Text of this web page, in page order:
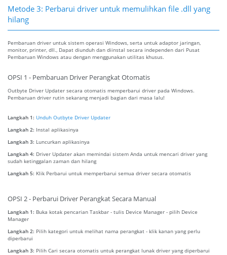
Metode 3: Perbarui driver untuk memulihkan file .dll yang
hilang
Pembaruan driver untuk sistem operasi Windows, serta untuk adaptor jaringan,
monitor, printer, dll., Dapat diunduh dan diinstal secara independen dari Pusat
Pembaruan Windows atau dengan menggunakan utilitas khusus.
OPSI 1 - Pembaruan Driver Perangkat Otomatis
Outbyte Driver Updater secara otomatis memperbarui driver pada Windows.
Pembaruan driver rutin sekarang menjadi bagian dari masa lalu!
Langkah 1: Unduh Outbyte Driver Updater
Langkah 2: Instal aplikasinya
Langkah 3: Luncurkan aplikasinya
Langkah 4: Driver Updater akan memindai sistem Anda untuk mencari driver yang
sudah ketinggalan zaman dan hilang
Langkah 5: Klik Perbarui untuk memperbarui semua driver secara otomatis
OPSI 2 - Perbarui Driver Perangkat Secara Manual
Langkah 1: Buka kotak pencarian Taskbar - tulis Device Manager - pilih Device
Manager
Langkah 2: Pilih kategori untuk melihat nama perangkat - klik kanan yang perlu
diperbarui
Langkah 3: Pilih Cari secara otomatis untuk perangkat lunak driver yang diperbarui